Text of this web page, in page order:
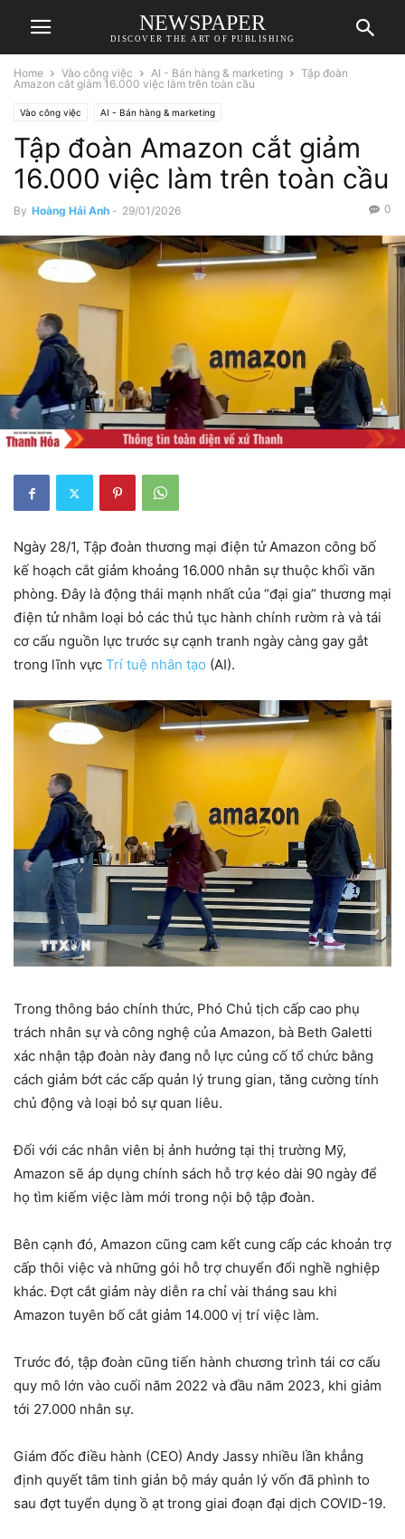
NEWSPAPER
DISCOVER THE ART OF PUBLISHING
Home Vào công việc AI - Bán hàng & marketing
Tập đoàn
Amazon cắt giảm 16.000 việc làm trên toàn cầu
Vào công việc AI - Bán hàng & marketing
Tập đoàn Amazon cắt giảm
16.000 việc làm trên toàn cầu
By Hoàng Hải Anh - 29/01/2026 0
Ngày 28/1, Tập đoàn thương mại điện tử Amazon công bố
kế hoạch cắt giảm khoảng 16.000 nhân sự thuộc khối văn
phòng. Đây là động thái mạnh nhất của “đại gia” thương mại
điện tử nhằm loại bỏ các thủ tục hành chính rườm rà và tái
cơ cấu nguồn lực trước sự cạnh tranh ngày càng gay gắt
trong lĩnh vực Trí tuệ nhân tạo (AI).
Trong thông báo chính thức, Phó Chủ tịch cấp cao phụ
trách nhân sự và công nghệ của Amazon, bà Beth Galetti
xác nhận tập đoàn này đang nỗ lực củng cố tổ chức bằng
cách giảm bớt các cấp quản lý trung gian, tăng cường tính
chủ động và loại bỏ sự quan liêu.
Đối với các nhân viên bị ảnh hưởng tại thị trường Mỹ,
Amazon sẽ áp dụng chính sách hỗ trợ kéo dài 90 ngày để
họ tìm kiếm việc làm mới trong nội bộ tập đoàn.
Bên cạnh đó, Amazon cũng cam kết cung cấp các khoản trợ
cấp thôi việc và những gói hỗ trợ chuyển đổi nghề nghiệp
khác. Đợt cắt giảm này diễn ra chỉ vài tháng sau khi
Amazon tuyên bố cắt giảm 14.000 vị trí việc làm.
Trước đó, tập đoàn cũng tiến hành chương trình tái cơ cấu
quy mô lớn vào cuối năm 2022 và đầu năm 2023, khi giảm
tới 27.000 nhân sự.
Giám đốc điều hành (CEO) Andy Jassy nhiều lần khẳng
định quyết tâm tinh giản bộ máy quản lý vốn đã phình to
sau đợt tuyển dụng ồ ạt trong giai đoạn đại dịch COVID-19.